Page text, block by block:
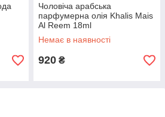
Чоловіча арабська
парфумерна олія Khalis Mais
Al Reem 18ml
Немає в наявності
920 ₴